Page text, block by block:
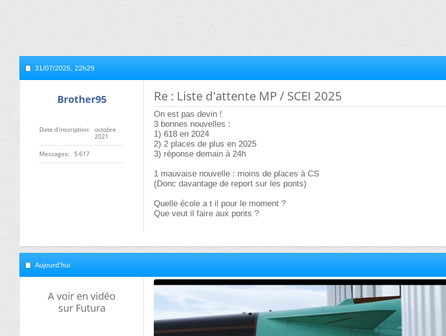
31/07/2025, 22h29
Brother95
Date d'inscription
octobre
2021
Messages 5 617
Re : Liste d'attente MP / SCEI 2025
On est pas devin !
3 bonnes nouvelles :
1) 618 en 2024
2) 2 places de plus en 2025
3) réponse demain à 24h
1 mauvaise nouvelle : moins de places à CS
(Donc davantage de report sur les ponts)
Quelle école a t il pour le moment ?
Que veut il faire aux ponts ?
Aujourd'hui
A voir en vidéo
sur Futura